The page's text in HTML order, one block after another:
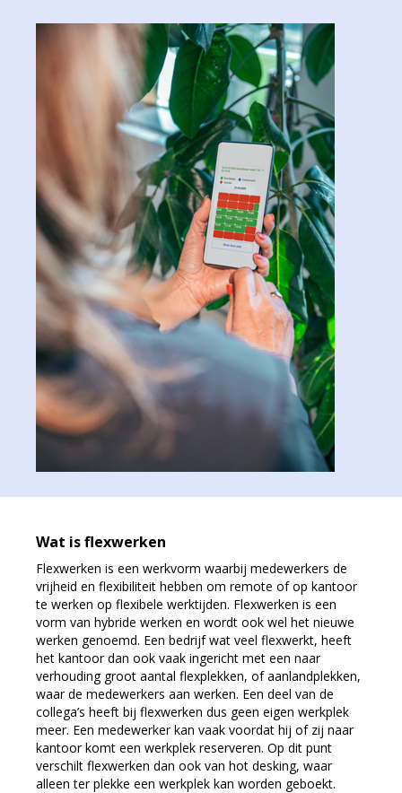
Wat is flexwerken
Flexwerken is een werkvorm waarbij medewerkers de
vrijheid en flexibiliteit hebben om remote of op kantoor
te werken op flexibele werktijden. Flexwerken is een
vorm van hybride werken en wordt ook wel het nieuwe
werken genoemd. Een bedrijf wat veel flexwerkt, heeft
het kantoor dan ook vaak ingericht met een naar
verhouding groot aantal flexplekken, of aanlandplekken,
waar de medewerkers aan werken. Een deel van de
collega’s heeft bij flexwerken dus geen eigen werkplek
meer. Een medewerker kan vaak voordat hij of zij naar
kantoor komt een werkplek reserveren. Op dit punt
verschilt flexwerken dan ook van hot desking, waar
alleen ter plekke een werkplek kan worden geboekt.